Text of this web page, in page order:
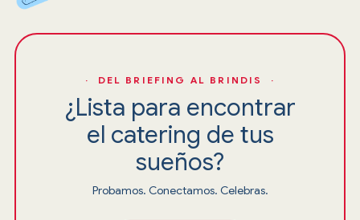
· DEL BRIEFING AL BRINDIS ·
¿Lista para encontrar
el catering de tus
sueños?
Probamos. Conectamos. Celebras.